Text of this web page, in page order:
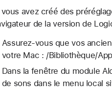
vous avez créé des
de la version de
Assurez-vous que vos
votre Mac : /Bibliothèque/
Dans la fenêtre du module
de sons dans le menu local